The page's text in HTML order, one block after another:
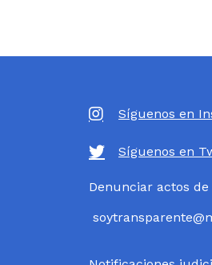
Síguenos en
Síguenos en
Denunciar actos